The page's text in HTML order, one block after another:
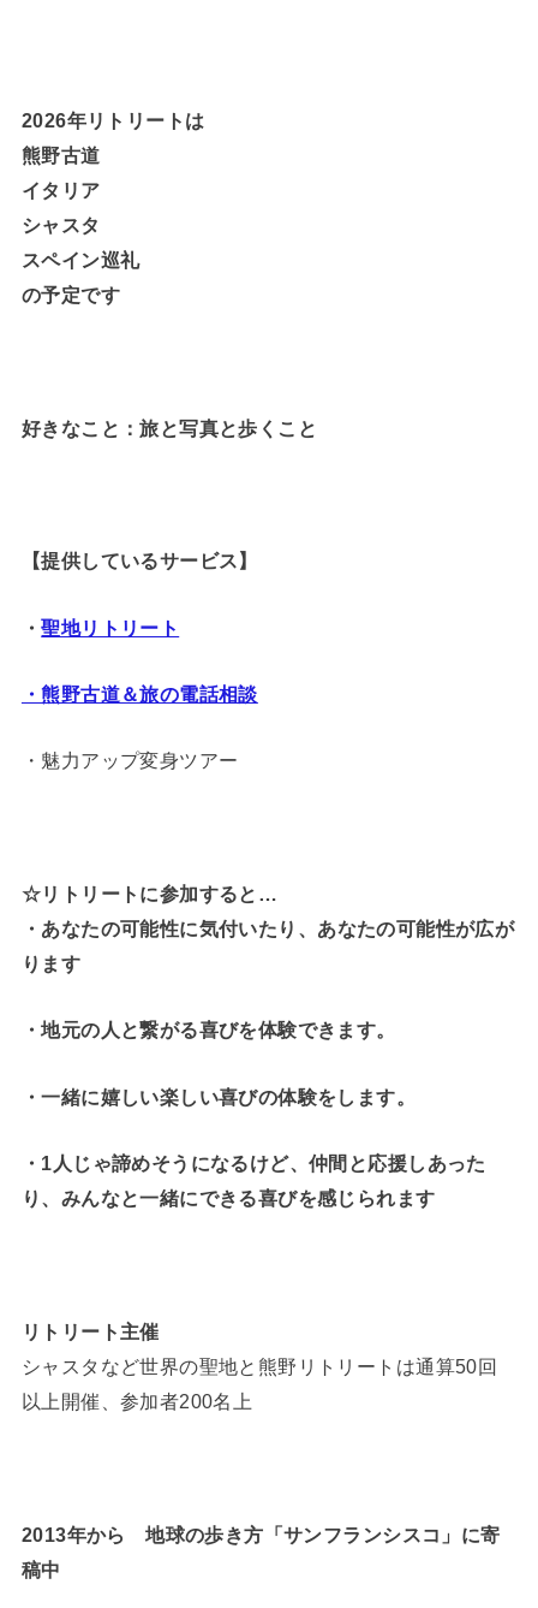
2026年リトリートは
熊野古道
イタリア
シャスタ
スペイン巡礼
の予定です
好きなこと：旅と写真と歩くこと
【提供しているサービス】
・聖地リトリート
・熊野古道＆旅の電話相談
・魅力アップ変身ツアー
☆リトリートに参加すると…
・ あなたの可能性に気付いたり、あなたの可能性が広が
ります
・地元の人と繋がる喜びを体験できます。
・一緒に嬉しい楽しい喜びの体験をします。
・1人じゃ諦めそうになるけど、仲間と応援しあった
り、みんなと一緒にできる喜びを感じられます
リトリート主催
シャスタなど世界の聖地と熊野リトリートは通算50回
以上開催、参加者200名上
2013年から 地球の歩き方「サンフランシスコ」に寄
稿中